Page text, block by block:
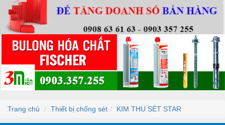
Trang chủ Thiết bị chống sét KIM THU SÉT STAR